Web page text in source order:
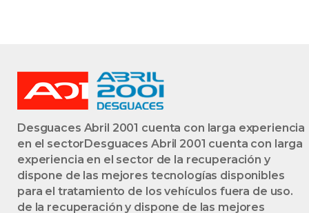
Desguaces Abril 2001 cuenta con larga experiencia
en el sectorDesguaces Abril 2001 cuenta con larga
experiencia en el sector de la recuperación y
dispone de las mejores tecnologías disponibles
para el tratamiento de los vehículos fuera de uso.
de la recuperación y dispone de las mejores